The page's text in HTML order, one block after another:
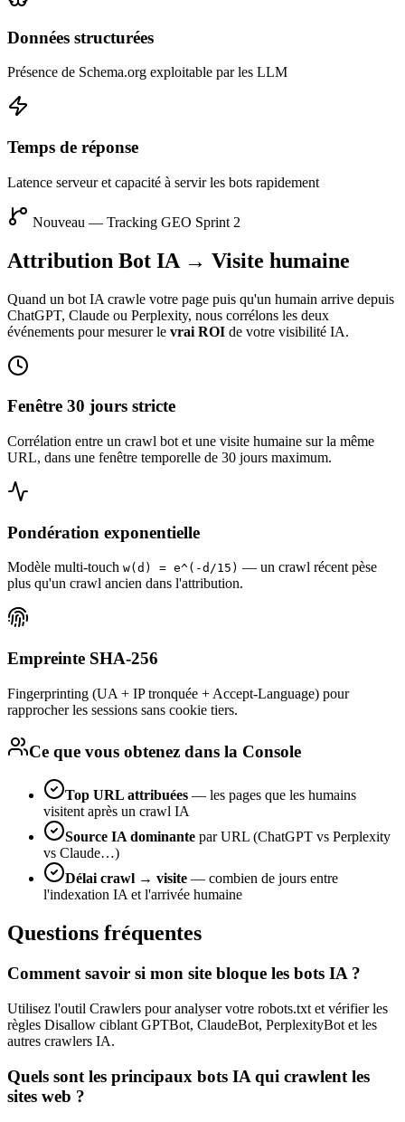
Données structurées
Présence de Schema.org exploitable par les LLM
Temps de réponse
Latence serveur et capacité à servir les bots rapidement
Nouveau — Tracking GEO Sprint 2
Attribution Bot IA → Visite humaine
Quand un bot IA crawle votre page puis qu'un humain arrive depuis
ChatGPT, Claude ou Perplexity, nous corrélons les deux
événements pour mesurer le vrai ROI de votre visibilité IA.
Fenêtre 30 jours stricte
Corrélation entre un crawl bot et une visite humaine sur la même
URL, dans une fenêtre temporelle de 30 jours maximum.
Pondération exponentielle
Modèle multi-touch w(d) = e^(-d/15) — un crawl récent pèse
plus qu'un crawl ancien dans l'attribution.
Empreinte SHA-256
Fingerprinting (UA + IP tronquée + Accept-Language) pour
rapprocher les sessions sans cookie tiers.
Ce que vous obtenez dans la Console
Top URL attribuées — les pages que les humains
visitent après un crawl IA
Source IA dominante par URL (ChatGPT vs Perplexity
vs Claude…)
Délai crawl → visite — combien de jours entre
l'indexation IA et l'arrivée humaine
Questions fréquentes
Comment savoir si mon site bloque les bots IA ?
Utilisez l'outil Crawlers pour analyser votre robots.txt et vérifier les
règles Disallow ciblant GPTBot, ClaudeBot, PerplexityBot et les
autres crawlers IA.
Quels sont les principaux bots IA qui crawlent les
sites web ?